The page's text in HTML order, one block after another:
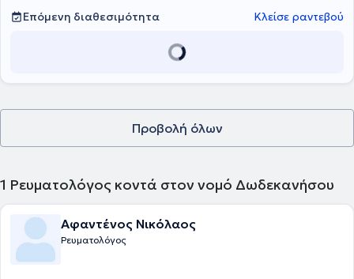
Επόμενη διαθεσιμότητα Κλείσε ραντεβού
Προβολή όλων
1 Ρευματολόγος κοντά στον νομό Δωδεκανήσου
Αφαντένος Νικόλαος
Ρευματολόγος